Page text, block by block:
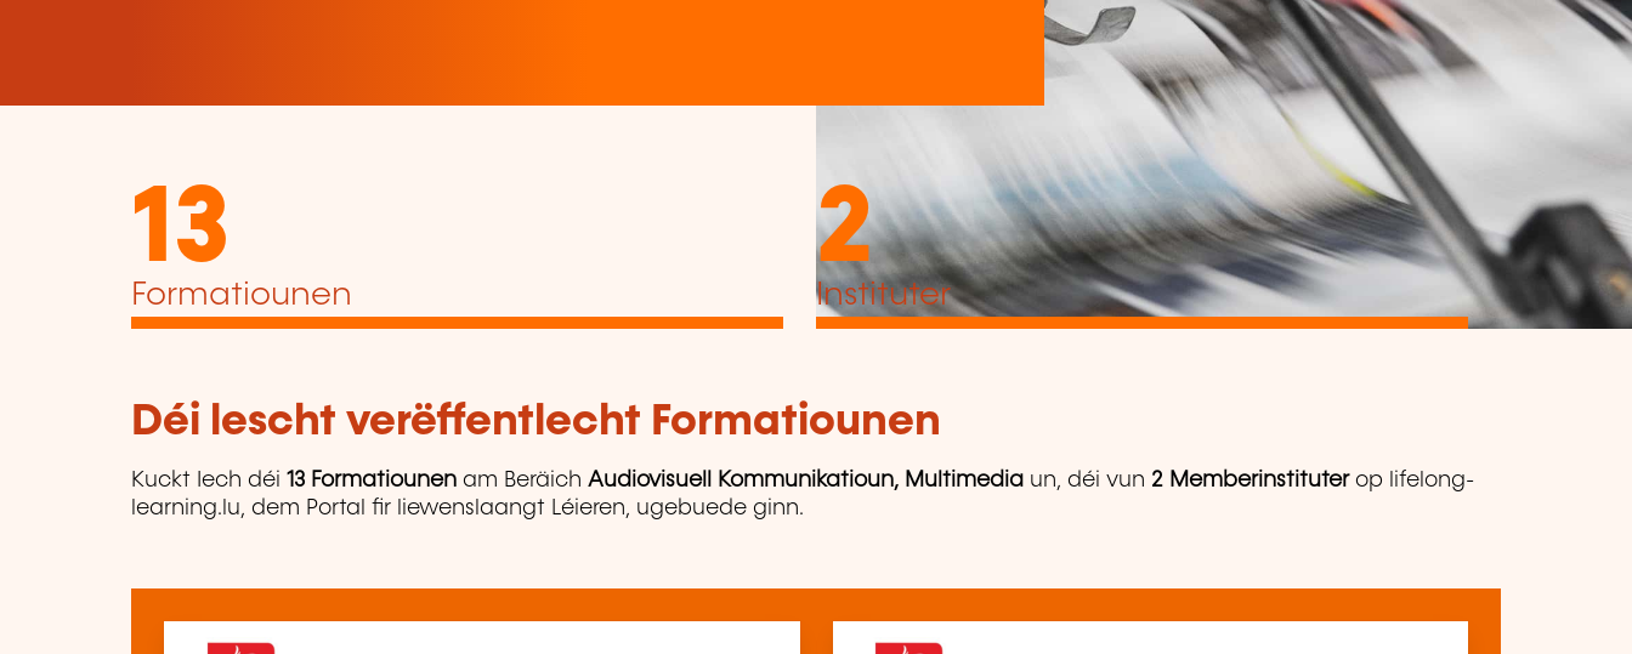
13
Formatiounen
2
Instituter
Déi lescht verëffentlecht Formatiounen
Kuckt Iech déi 13 Formatiounen am Beräich Audiovisuell Kommunikatioun, Multimedia un, déi vun 2 Memberinstituter op lifelong-
learning.lu, dem Portal fir liewenslaangt Léieren, ugebuede ginn.